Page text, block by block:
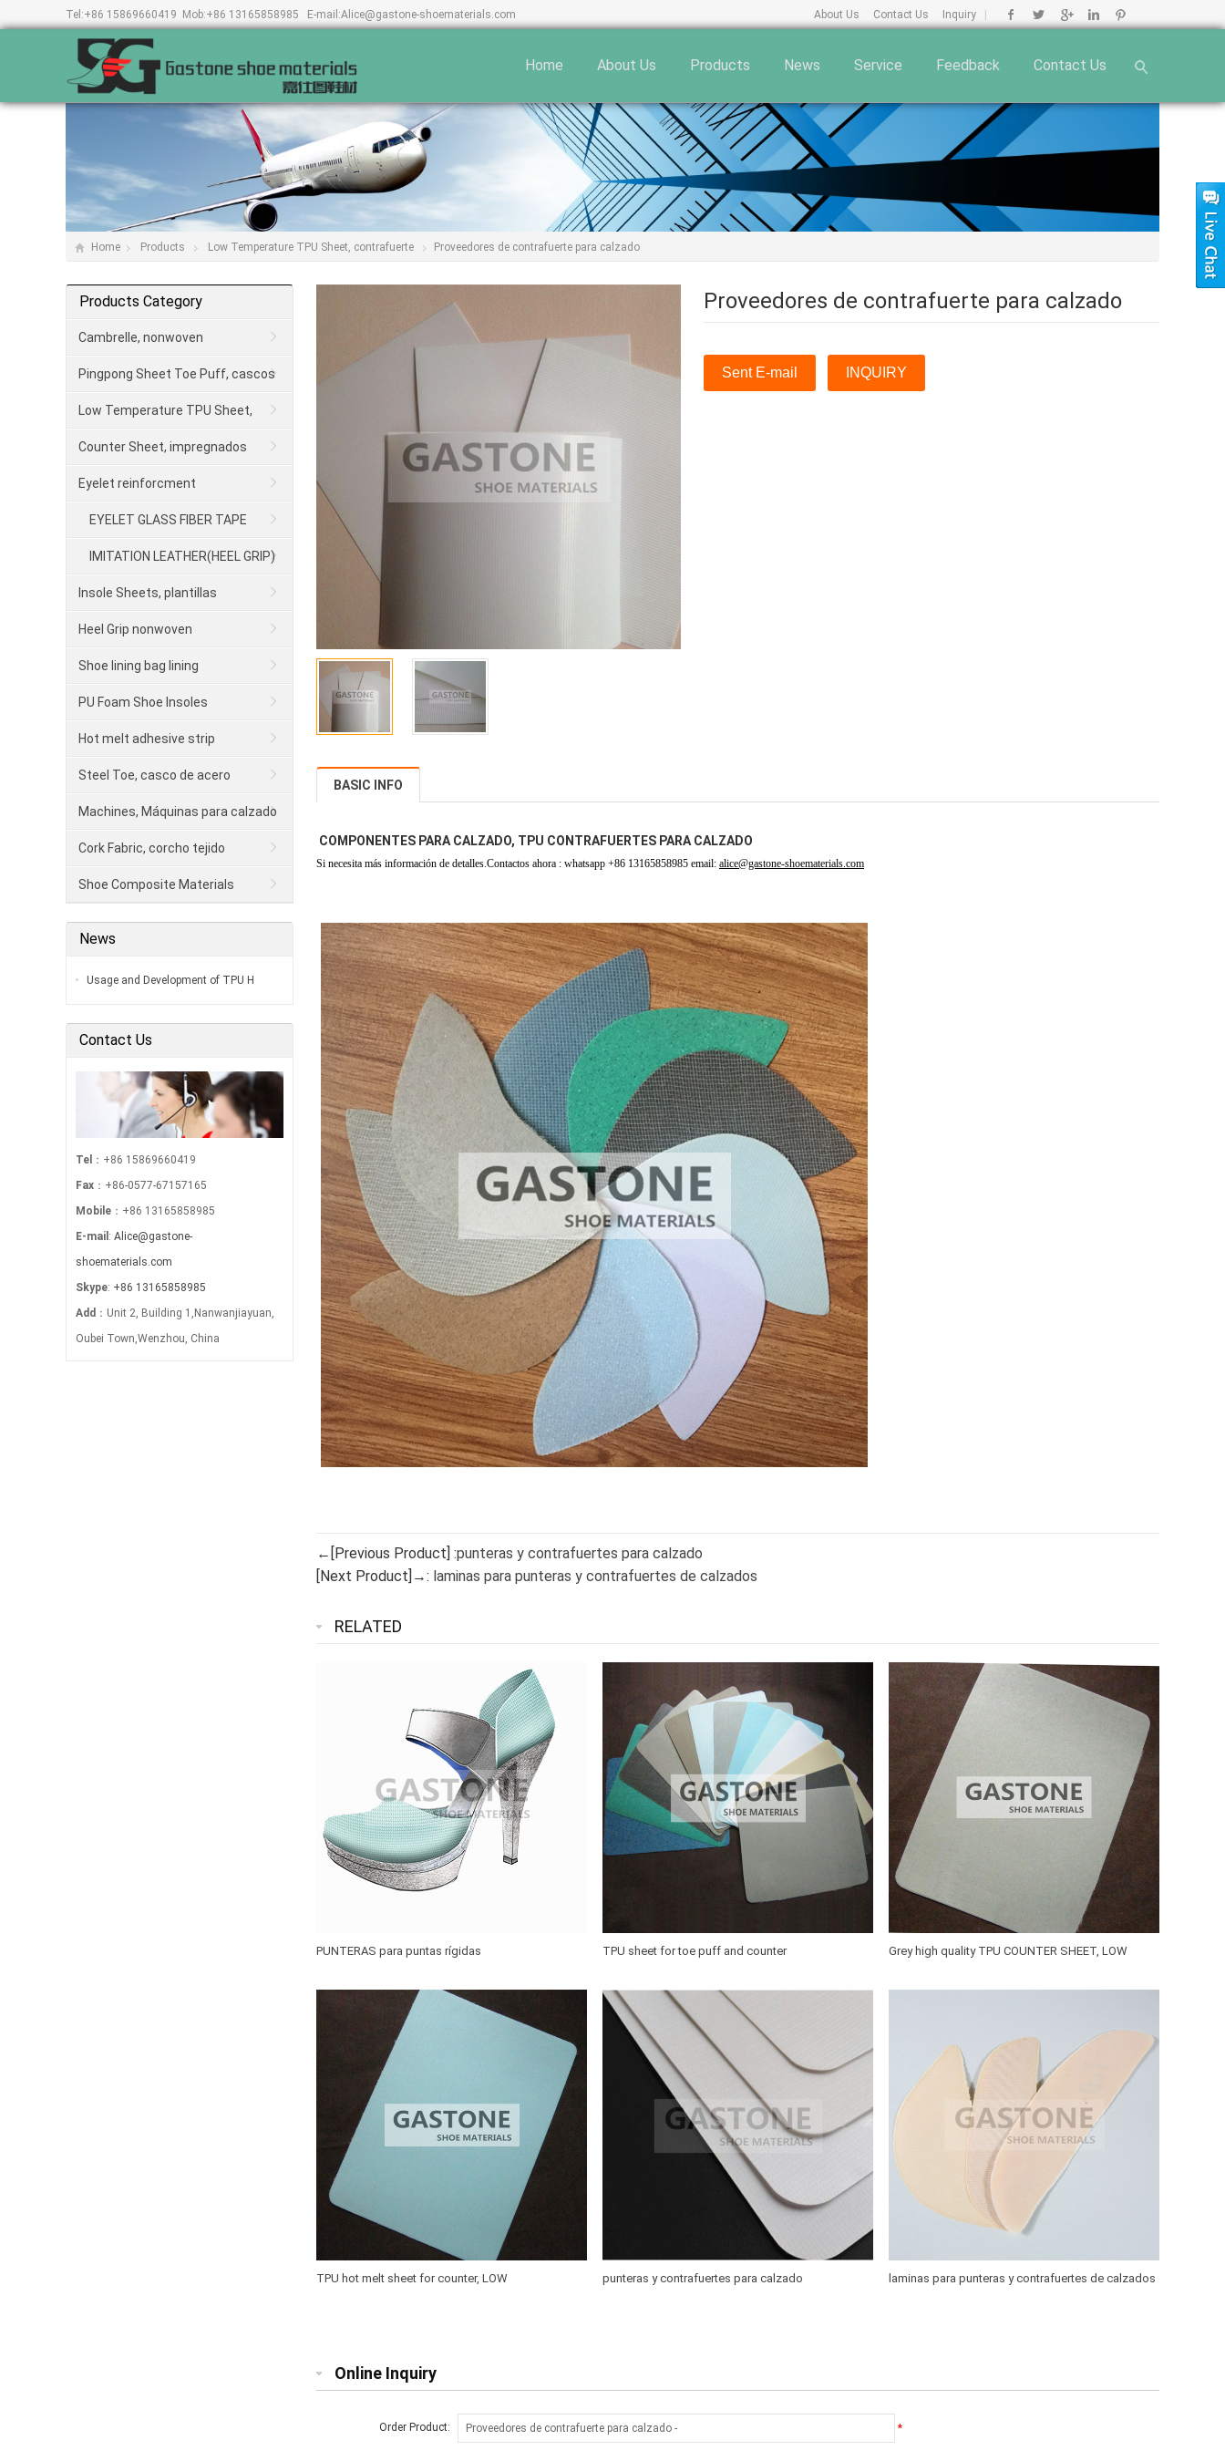
Tel:+86 15869660419 Mob:+86 13165858985 E-mail:Alice@gastone-shoematerials.com About Us Contact Us Inquiry
Home About Us Products News Service Feedback Contact Us
Home Products Low Temperature TPU Sheet, contrafuerte Proveedores de contrafuerte para calzado
Proveedores de contrafuerte para calzado
Sent E-mail INQUIRY
BASIC INFO
COMPONENTES PARA CALZADO, TPU CONTRAFUERTES PARA CALZADO
Si necesita más información de detalles.Contactos ahora : whatsapp +86 13165858985 email: alice@gastone-shoematerials.com
←[Previous Product] :punteras y contrafuertes para calzado
[Next Product]→: laminas para punteras y contrafuertes de calzados
RELATED
PUNTERAS para puntas rígidas TPU sheet for toe puff and counter
Grey high quality TPU COUNTER SHEET, LOW
TPU hot melt sheet for counter, LOW
punteras y contrafuertes para calzado laminas para punteras y contrafuertes de calzados
Online Inquiry
Order Product: *
Products Category
Cambrelle, nonwoven
Pingpong Sheet Toe Puff, cascos
para calzado
Low Temperature TPU Sheet,
contrafuerte
Counter Sheet, impregnados
Eyelet reinforcment
EYELET GLASS FIBER TAPE
IMITATION LEATHER(HEEL GRIP)
Insole Sheets, plantillas
Heel Grip nonwoven
Shoe lining bag lining
PU Foam Shoe Insoles
Hot melt adhesive strip
Steel Toe, casco de acero
Machines, Máquinas para calzado
Cork Fabric, corcho tejido
Shoe Composite Materials
News
Usage and Development of TPU H
Contact Us
Tel ：+86 15869660419
Fax ：+86-0577-67157165
Mobile ：+86 13165858985
E-mail : Alice@gastone-
shoematerials.com
Skype: +86 13165858985
Add ：Unit 2, Building 1,Nanwanjiayuan,
Oubei Town,Wenzhou, China